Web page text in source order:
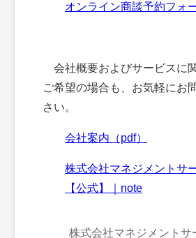
オンライン商談予約フォ
会社概要およびサービスに
ご希望の場合も、お気軽にお
さい。
会社案内（pdf）
株式会社マネジメントサ
【公式】｜note
株式会社マネジメントサ